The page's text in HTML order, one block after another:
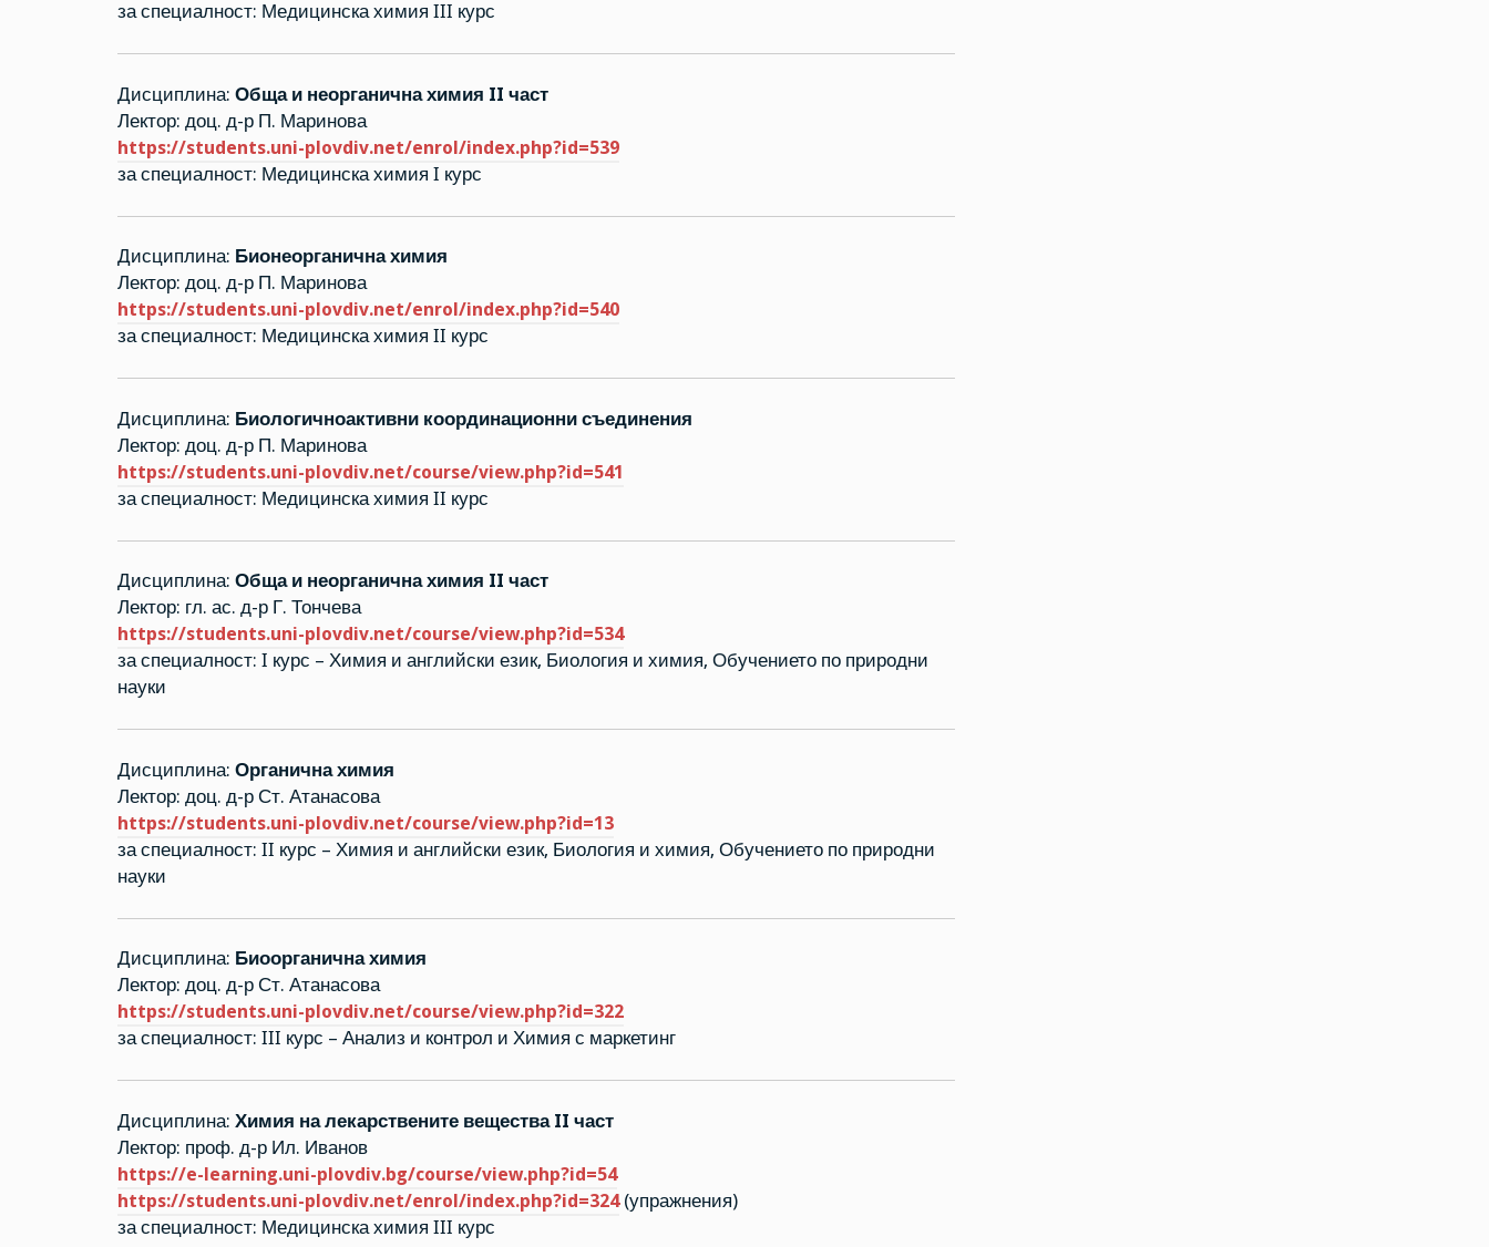
за специалност: Медицинска химия III курс
Дисциплина: Обща и неорганична химия II част
Лектор: доц. д-р П. Маринова
https://students.uni-plovdiv.net/enrol/index.php?id=539
за специалност: Медицинска химия I курс
Дисциплина: Бионеорганична химия
Лектор: доц. д-р П. Маринова
https://students.uni-plovdiv.net/enrol/index.php?id=540
за специалност: Медицинска химия II курс
Дисциплина: Биологичноактивни координационни съединения
Лектор: доц. д-р П. Маринова
https://students.uni-plovdiv.net/course/view.php?id=541
за специалност: Медицинска химия II курс
Дисциплина: Обща и неорганична химия II част
Лектор: гл. ас. д-р Г. Тончева
https://students.uni-plovdiv.net/course/view.php?id=534
за специалност: I курс – Химия и английски език, Биология и химия, Обучението по природни
науки
Дисциплина: Органична химия
Лектор: доц. д-р Ст. Атанасова
https://students.uni-plovdiv.net/course/view.php?id=13
за специалност: II курс – Химия и английски език, Биология и химия, Обучението по природни
науки
Дисциплина: Биоорганична химия
Лектор: доц. д-р Ст. Атанасова
https://students.uni-plovdiv.net/course/view.php?id=322
за специалност: III курс – Анализ и контрол и Химия с маркетинг
Дисциплина: Химия на лекарствените вещества II част
Лектор: проф. д-р Ил. Иванов
https://e-learning.uni-plovdiv.bg/course/view.php?id=54
https://students.uni-plovdiv.net/enrol/index.php?id=324(упражнения)
за специалност: Медицинска химия III курс